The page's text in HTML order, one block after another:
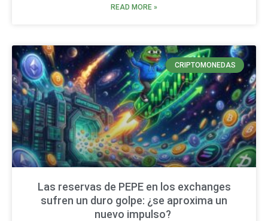
READ MORE »
CRIPTOMONEDAS
Las reservas de PEPE en los exchanges
sufren un duro golpe: ¿se aproxima un
nuevo impulso?